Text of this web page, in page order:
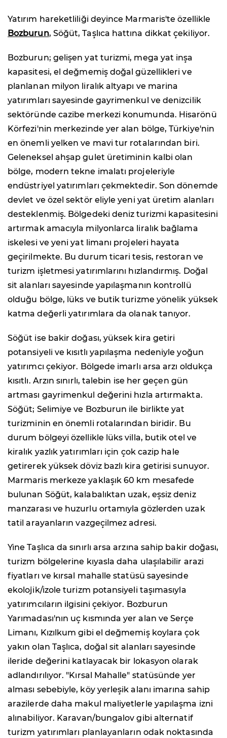
Yatırım hareketliliği deyince Marmaris'te özellikle
Bozburun, Söğüt, Taşlıca hattına dikkat çekiliyor.
Bozburun; gelişen yat turizmi, mega yat inşa
kapasitesi, el değmemiş doğal güzellikleri ve
planlanan milyon liralık altyapı ve marina
yatırımları sayesinde gayrimenkul ve denizcilik
sektöründe cazibe merkezi konumunda. Hisarönü
Körfezi'nin merkezinde yer alan bölge, Türkiye'nin
en önemli yelken ve mavi tur rotalarından biri.
Geleneksel ahşap gulet üretiminin kalbi olan
bölge, modern tekne imalatı projeleriyle
endüstriyel yatırımları çekmektedir. Son dönemde
devlet ve özel sektör eliyle yeni yat üretim alanları
desteklenmiş. Bölgedeki deniz turizmi kapasitesini
artırmak amacıyla milyonlarca liralık bağlama
iskelesi ve yeni yat limanı projeleri hayata
geçirilmekte. Bu durum ticari tesis, restoran ve
turizm işletmesi yatırımlarını hızlandırmış. Doğal
sit alanları sayesinde yapılaşmanın kontrollü
olduğu bölge, lüks ve butik turizme yönelik yüksek
katma değerli yatırımlara da olanak tanıyor.
Söğüt ise bakir doğası, yüksek kira getiri
potansiyeli ve kısıtlı yapılaşma nedeniyle yoğun
yatırımcı çekiyor. Bölgede imarlı arsa arzı oldukça
kısıtlı. Arzın sınırlı, talebin ise her geçen gün
artması gayrimenkul değerini hızla artırmakta.
Söğüt; Selimiye ve Bozburun ile birlikte yat
turizminin en önemli rotalarından biridir. Bu
durum bölgeyi özellikle lüks villa, butik otel ve
kiralık yazlık yatırımları için çok cazip hale
getirerek yüksek döviz bazlı kira getirisi sunuyor.
Marmaris merkeze yaklaşık 60 km mesafede
bulunan Söğüt, kalabalıktan uzak, eşsiz deniz
manzarası ve huzurlu ortamıyla gözlerden uzak
tatil arayanların vazgeçilmez adresi.
Yine Taşlıca da sınırlı arsa arzına sahip bakir doğası,
turizm bölgelerine kıyasla daha ulaşılabilir arazi
fiyatları ve kırsal mahalle statüsü sayesinde
ekolojik/izole turizm potansiyeli taşımasıyla
yatırımcıların ilgisini çekiyor. Bozburun
Yarımadası'nın uç kısmında yer alan ve Serçe
Limanı, Kızılkum gibi el değmemiş koylara çok
yakın olan Taşlıca, doğal sit alanları sayesinde
ileride değerini katlayacak bir lokasyon olarak
adlandırılıyor. "Kırsal Mahalle" statüsünde yer
alması sebebiyle, köy yerleşik alanı imarına sahip
arazilerde daha makul maliyetlerle yapılaşma izni
alınabiliyor. Karavan/bungalov gibi alternatif
turizm yatırımları planlayanların odak noktasında